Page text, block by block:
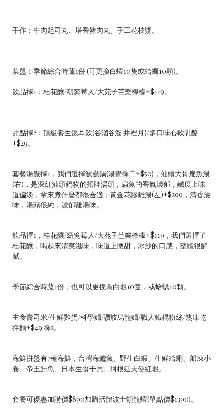
手作：牛肉起司丸、塔香豬肉丸、手工花枝漿。
菜盤：季節綜合時蔬1份 (可更換白蝦10隻或蛤蠣10顆)。
飲品擇1：桂花釀/窈窕莓人/大苑子芭樂檸檬+$119。
甜點擇2：頂級養生銀耳飲(谷溜谷溜 井裡月)/多口味心軟乳酪
+$29。
套餐湯覺擇1，我們選擇鴛鴦鍋(湯覺擇二+$50)，汕頭大骨扁魚湯
(右)，是深紅汕頭鍋物的招牌湯頭，扁魚的香氣濃郁，鹹度上味
道偏淡，拿來煮什麼都很合適；黃金花膠雞湯(左)+$299，清香滋
味，湯頭很純，濃郁雞湯味。
飲品擇1，桂花釀/窈窕莓人/大苑子芭樂檸檬+$119，我們選擇了
桂花釀，喝起來清爽滋味，味道上微甜，冰沙的口感，整體很解
膩。
季節綜合時蔬1份，也可以更換為白蝦10隻，或蛤蠣10顆。
主食壽司米/生鮮雞蛋/科學麵/讚岐烏龍麵/職人鐵棍粉絲/熟凍乾
拌麵+$49 擇2。
海鮮拼盤有7種海鮮，台灣海鱸魚、野生白蝦、生鮮蛤蜊、船凍小
卷、帝王鮭魚、日本生食干貝、阿根廷天使紅蝦。
套餐可優惠加購價$890加購活體波士頓龍蝦(單點價$1390)。